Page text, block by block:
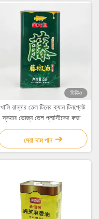
ভিডিও
খালি রান্নার তেল টিনের ক্যান টিনপ্লেট
স্কয়ার ভোজ্য তেল প্লাস্টিকের কভার
সহ টিন
সেরা দাম পান